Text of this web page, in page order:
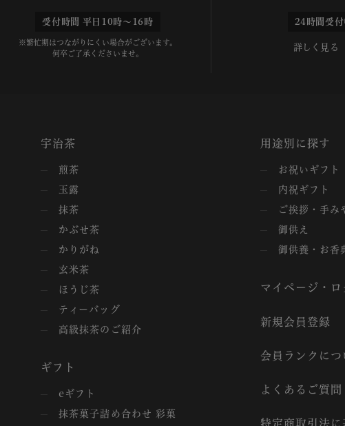
受付時間 平日10時～16時
※繁忙期はつながりにくい場合がございます。
何卒ご了承くださいませ。
24時間受付
詳しく見る
宇治茶
煎茶
玉露
抹茶
かぶせ茶
かりがね
玄米茶
ほうじ茶
ティーバッグ
高級抹茶のご紹介
ギフト
eギフト
抹茶菓子詰め合わせ 彩菓
用途別に探す
お祝いギフト
内祝ギフト
ご挨拶・手み
御供え
御供養・お香
マイページ・ロ
新規会員登録
会員ランクにつ
よくあるご質問
特定商取引法に